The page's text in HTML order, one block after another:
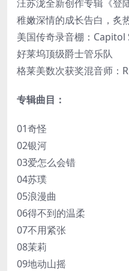
汪苏泷全新创作专辑《登
稚嫩深情的成长告白，炙
美国传奇录音棚：Capitol
好莱坞顶级爵士管乐队
格莱美数次获奖混音师：
专辑曲目：
01奇怪
02银河
03爱怎么会错
04苏璞
05浪漫曲
06得不到的温柔
07不用紧张
08茉莉
09地动山摇